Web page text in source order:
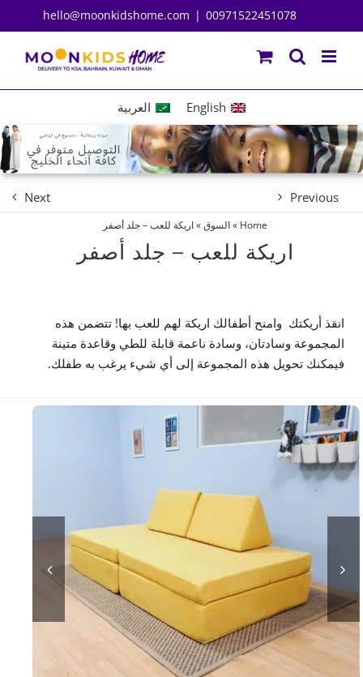
to
content
00971522451078
|
hello@moonkidshome.com
English العربية
Previous
Next
Home
»السوق»اريكة للعب – جلد أصفر
اريكة للعب – جلد أصفر
انقذ أريكتك وامنح أطفالك اريكة لهم للعب بها! تتضمن هذه
المجموعة وسادتان، وسادة ناعمة قابلة للطي وقاعدة متينة
فيمكنك تحويل هذه المجموعة إلى أي شيء يرغب به طفلك.